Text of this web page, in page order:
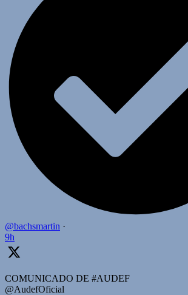
@bachsmartin ·
9h
COMUNICADO DE #AUDEF
@AudefOficial